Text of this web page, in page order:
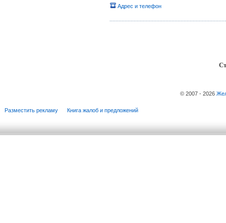
Адрес и телефон
© 2007 - 2026
Разместить рекламу Книга жалоб и предложений